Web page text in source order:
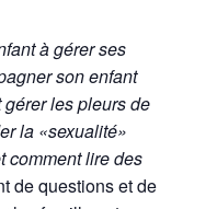
à gérer ses
son enfant
les pleurs de
la «sexualité»
comment lire des
de questions et de